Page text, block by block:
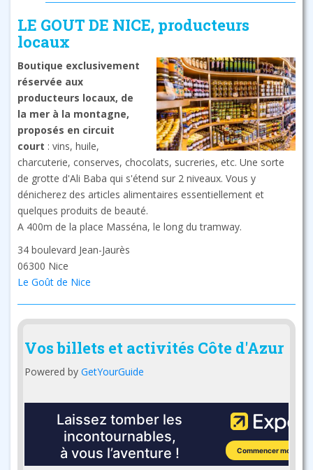
LE GOUT DE NICE, producteurs
locaux
Boutique exclusivement
réservée aux
producteurs locaux, de
la mer à la montagne,
proposés en circuit
court : vins, huile,
charcuterie, conserves, chocolats, sucreries, etc. Une sorte
de grotte d'Ali Baba qui s'étend sur 2 niveaux. Vous y
dénicherez des articles alimentaires essentiellement et
quelques produits de beauté.
A 400m de la place Masséna, le long du tramway.
34 boulevard Jean-Jaurès
06300 Nice
Le Goût de Nice
Vos billets et activités Côte d'Azur
Powered by GetYourGuide